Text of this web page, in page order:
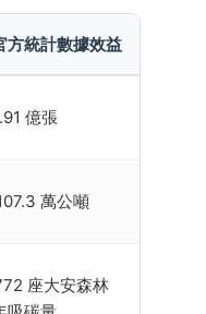
方統計數據效益
億張
萬公噸
座大安森林